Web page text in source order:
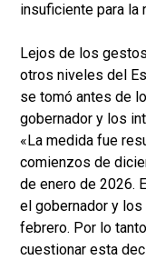
insuficiente para la
Lejos de los
otros niveles del
se tomó antes de
gobernador y los
«La medida fue
comienzos de
de enero de 2026.
el gobernador y
febrero. Por lo
cuestionar esta